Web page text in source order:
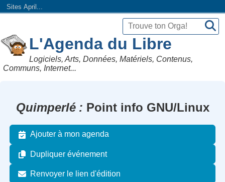
Sites April...
L'Agenda du Libre
Logiciels, Arts, Données, Matériels, Contenus,
Communs, Internet...
Quimperlé Point info GNU/Linux
Ajouter à mon agenda
Dupliquer événement
Renvoyer le lien d'édition